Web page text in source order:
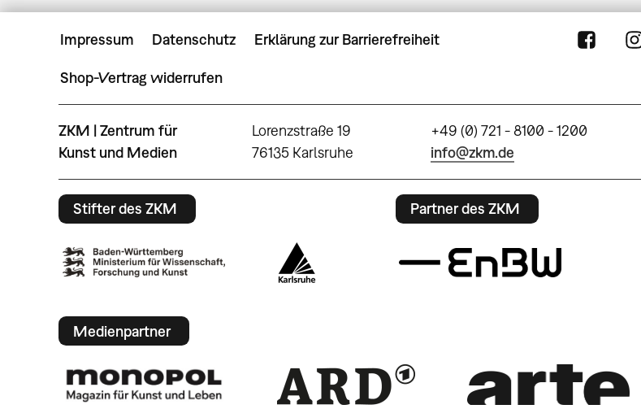
Impressum Datenschutz Erklärung zur Barrierefreiheit
Shop-Vertrag widerrufen
ZKM | Zentrum für
Kunst und Medien
Lorenzstraße 19
76135 Karlsruhe
+49 (0) 721 - 8100 - 1200
info@zkm.de
Stifter des ZKM Partner des ZKM
Medienpartner